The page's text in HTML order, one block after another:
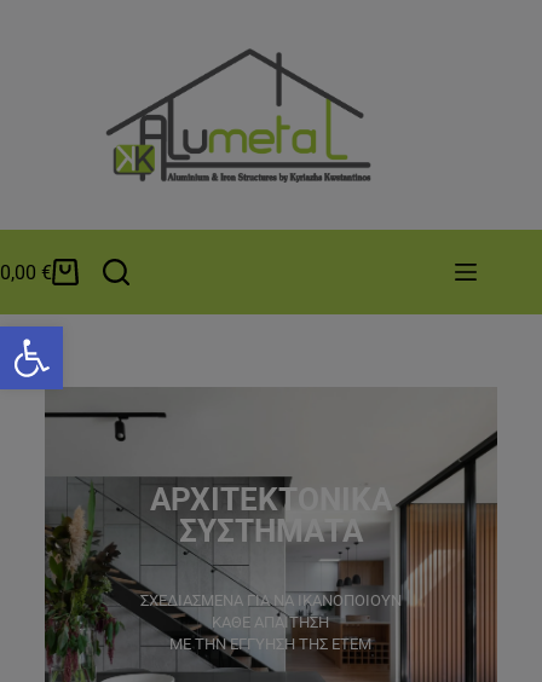
Ανοίξτε τη γραμμή εργαλείων
0,00 €
ΑΡΧΙΤΕΚΤΟΝΙΚΑ
ΣΥΣΤΗΜΑΤΑ
ΣΧΕΔΙΑΣΜΕΝΑ ΓΙΑ ΝΑ ΙΚΑΝΟΠΟΙΟΥΝ
ΚΑΘΕ ΑΠΑΙΤΗΣΗ
ΜΕ ΤΗΝ ΕΓΓΥΗΣΗ ΤΗΣ ETEM